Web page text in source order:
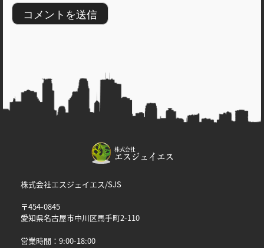
株式会社エスジェイエス/SJS
〒454-0845
愛知県名古屋市中川区馬手町2-110
営業時間：9:00-18:00